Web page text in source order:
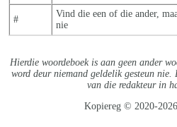
#
Vind die een of die ander,
nie
Hierdie woordeboek is aan geen ander
word deur niemand geldelik gesteun
van die redakteur in
Kopiereg © 2020-